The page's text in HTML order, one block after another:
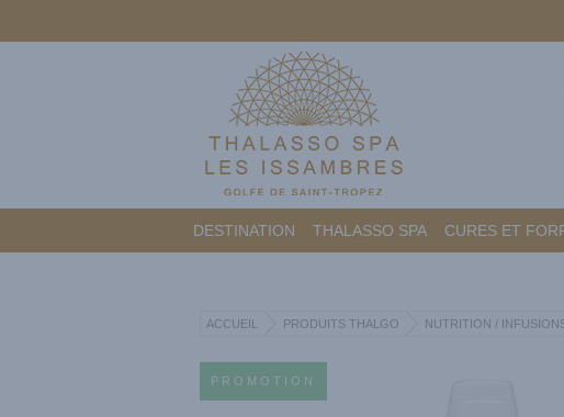
DESTINATION THALASSO SPA CURES ET
ACCUEIL PRODUITS THALGO NUTRITION /
PROMOTION